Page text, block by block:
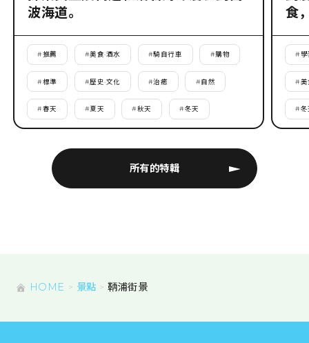
所有的特輯
波海道。
#推薦 #美食·酒水 #騎自行車 #購物
#標準 #歷史·文化 #治癒 #自然
#春天 #夏天 #秋天 #冬天
食
# 學
#美
#冬
HOME 景點 鞆浦街景